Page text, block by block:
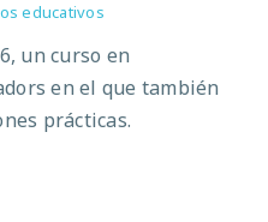
educativos
un curso en
en el que también
prácticas.